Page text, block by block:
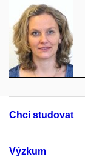
Chci studovat
Výzkum